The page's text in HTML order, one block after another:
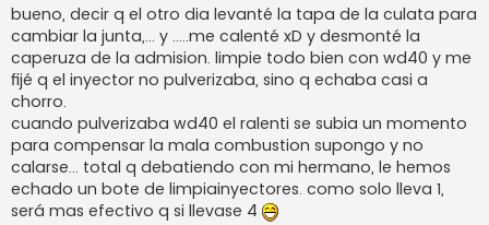
n
s
a
j
e
bueno, decir q el otro dia levanté la tapa de la culata para
cambiar la junta,... y .....me calenté xD y desmonté la
caperuza de la admision. limpie todo bien con wd40 y me
fijé q el inyector no pulverizaba, sino q echaba casi a
chorro.
cuando pulverizaba wd40 el ralenti se subia un momento
para compensar la mala combustion supongo y no
calarse... total q debatiendo con mi hermano, le hemos
echado un bote de limpiainyectores. como solo lleva 1,
será mas efectivo q si llevase 4